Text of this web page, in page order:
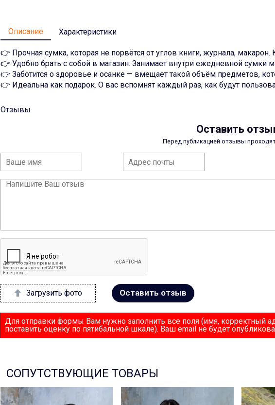
Описание
👉 Прочная сумка, которая не порвётся от углов книги, журнала,
👉 Удобно брать с собой в магазин. Занимает внутри ежедневной сумки
👉 Заботится о здоровье и осанке — вмещает такой объём предметов,
👉 Идеальна как подарок. О вас вспомнят каждый раз, как будут
Характеристики
Отзывы
Оставить
Перед публикацией отзывы
Загрузить фото Оставить отзыв
Для отправки формы Вам нужно заполнить все поля (имя, корректный
поставить оценку по пятибальной шкале). Ваш email не будет
СОПУТСТВУЮЩИЕ ТОВАРЫ